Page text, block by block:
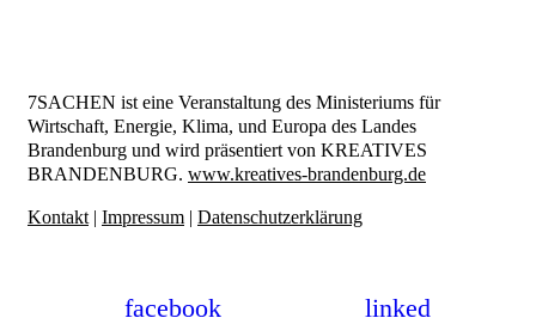
7SACHEN ist eine Veranstaltung des Ministeriums für
Wirtschaft, Energie, Klima, und Europa des Landes
Brandenburg und wird präsentiert von KREATIVES
BRANDENBURG. www.kreatives-brandenburg.de
Kontakt | Impressum | Datenschutzerklärung
facebook linked